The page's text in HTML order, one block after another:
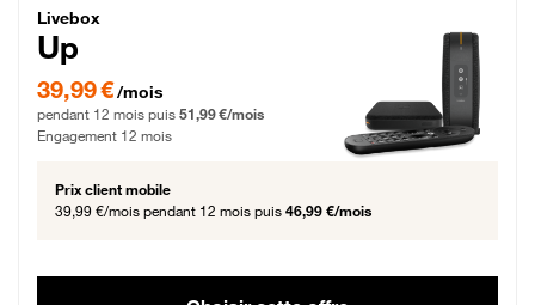
Livebox Up Fibre
Livebox
Up
39,99 € par mois pendant 12 mois puis 51,99 € par mois, Engagement 12 mois
39,99 €/mois
pendant 12 mois puis 51,99 €/mois
Engagement 12 mois
Prix client mobile
39,99 €/mois pendant 12 mois puis 46,99 €/mois